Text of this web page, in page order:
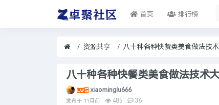
首页 排行榜
资源共享 八十种各种快餐类美食做法技
八十种各种快餐类美食做法技术
xiaominglu666
发布于 11月前 485 36